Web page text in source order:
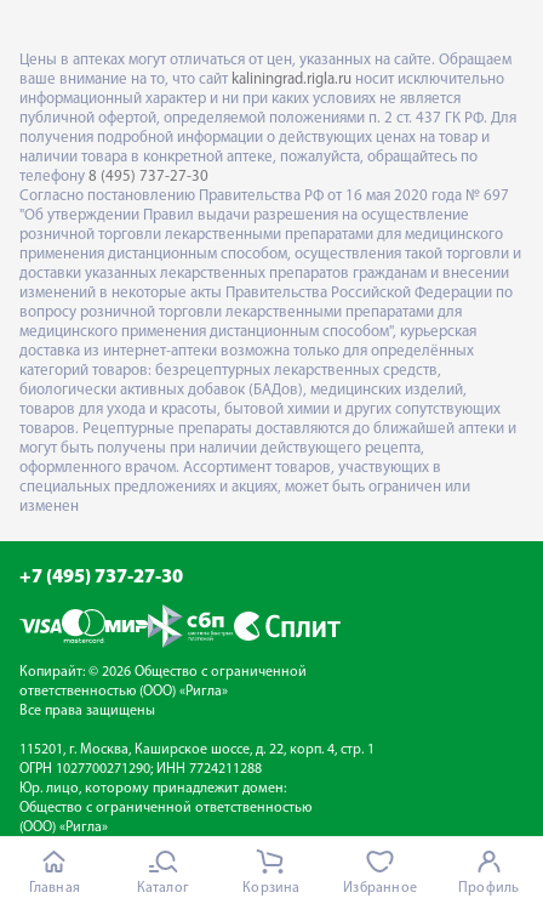
Цены в аптеках могут отличаться от цен, указанных на сайте. Обращаем
ваше внимание на то, что сайт kaliningrad.rigla.ru носит исключительно
информационный характер и ни при каких условиях не является
публичной офертой, определяемой положениями п. 2 ст. 437 ГК РФ. Для
получения подробной информации о действующих ценах на товар и
наличии товара в конкретной аптеке, пожалуйста, обращайтесь по
телефону 8 (495) 737-27-30
Согласно постановлению Правительства РФ от 16 мая 2020 года № 697
"Об утверждении Правил выдачи разрешения на осуществление
розничной торговли лекарственными препаратами для медицинского
применения дистанционным способом, осуществления такой торговли и
доставки указанных лекарственных препаратов гражданам и внесении
изменений в некоторые акты Правительства Российской Федерации по
вопросу розничной торговли лекарственными препаратами для
медицинского применения дистанционным способом", курьерская
доставка из интернет-аптеки возможна только для определённых
категорий товаров: безрецептурных лекарственных средств,
биологически активных добавок (БАДов), медицинских изделий,
товаров для ухода и красоты, бытовой химии и других сопутствующих
товаров. Рецептурные препараты доставляются до ближайшей аптеки и
могут быть получены при наличии действующего рецепта,
оформленного врачом. Ассортимент товаров, участвующих в
специальных предложениях и акциях, может быть ограничен или
изменен
+7 (495) 737-27-30
Копирайт: © 2026 Общество с ограниченной
ответственностью (ООО) «Ригла»
Все права защищены
115201, г. Москва, Каширское шоссе, д. 22, корп. 4, стр. 1
ОГРН 1027700271290; ИНН 7724211288
Юр. лицо, которому принадлежит домен:
Общество с ограниченной ответственностью
(ООО) «Ригла»
Главная Каталог Корзина Избранное Профиль